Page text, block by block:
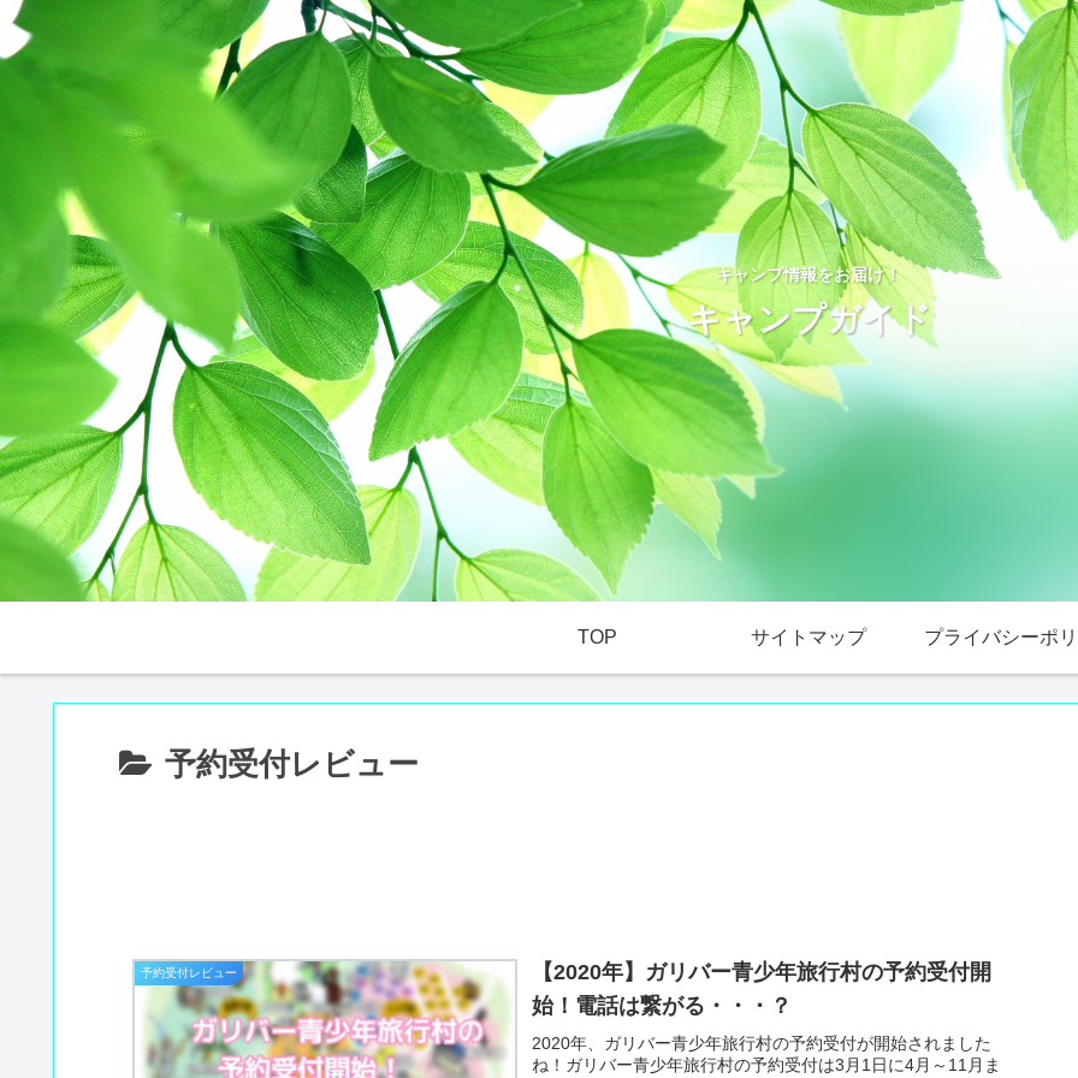
キャンプ情報をお届け！
キャンプガイド
TOP サイトマップ プライバシーポ
予約受付レビュー
予約受付レビュー
【2020年】ガリバー青少年旅行村の予約受付開
始！電話は繋がる・・・？
2020年、ガリバー青少年旅行村の予約受付が開始されました
ね！ガリバー青少年旅行村の予約受付は3月1日に4月～11月ま